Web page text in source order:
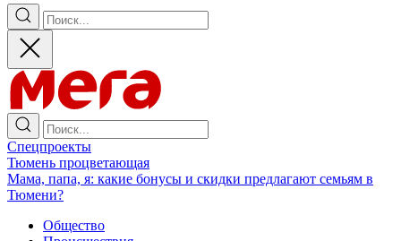
Спецпроекты
Тюмень процветающая
Мама, папа, я: какие бонусы и скидки предлагают семьям в
Тюмени?
Общество